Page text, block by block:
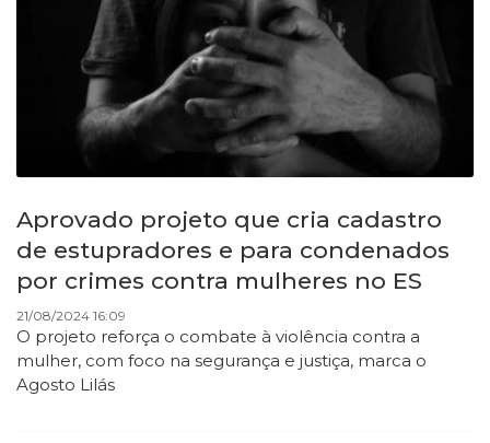
Aprovado projeto que cria cadastro
de estupradores e para condenados
por crimes contra mulheres no ES
21/08/2024 16:09
O projeto reforça o combate à violência contra a
mulher, com foco na segurança e justiça, marca o
Agosto Lilás